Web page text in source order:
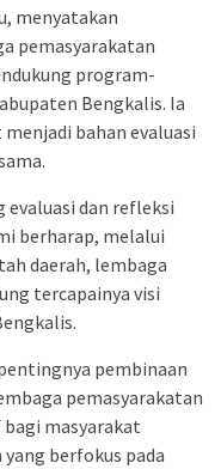
menyatakan
pemasyarakatan
program-
Bengkalis. Ia
bahan evaluasi
evaluasi dan refleksi
berharap, melalui
daerah, lembaga
tercapainya visi
pembinaan
pemasyarakatan
masyarakat
berfokus pada